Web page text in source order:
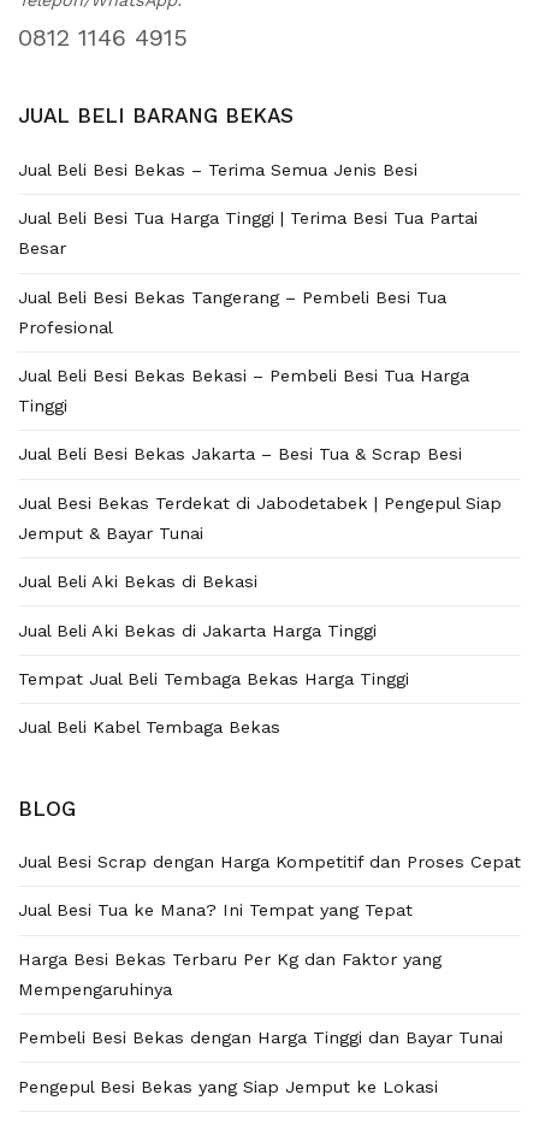
0812 1146 4915
JUAL BELI BARANG BEKAS
Jual Beli Besi Bekas – Terima Semua Jenis Besi
Jual Beli Besi Tua Harga Tinggi | Terima Besi Tua Partai
Besar
Jual Beli Besi Bekas Tangerang – Pembeli Besi Tua
Profesional
Jual Beli Besi Bekas Bekasi – Pembeli Besi Tua Harga
Tinggi
Jual Beli Besi Bekas Jakarta – Besi Tua & Scrap Besi
Jual Besi Bekas Terdekat di Jabodetabek | Pengepul Siap
Jemput & Bayar Tunai
Jual Beli Aki Bekas di Bekasi
Jual Beli Aki Bekas di Jakarta Harga Tinggi
Tempat Jual Beli Tembaga Bekas Harga Tinggi
Jual Beli Kabel Tembaga Bekas
BLOG
Jual Besi Scrap dengan Harga Kompetitif dan Proses Cepat
Jual Besi Tua ke Mana? Ini Tempat yang Tepat
Harga Besi Bekas Terbaru Per Kg dan Faktor yang
Mempengaruhinya
Pembeli Besi Bekas dengan Harga Tinggi dan Bayar Tunai
Pengepul Besi Bekas yang Siap Jemput ke Lokasi